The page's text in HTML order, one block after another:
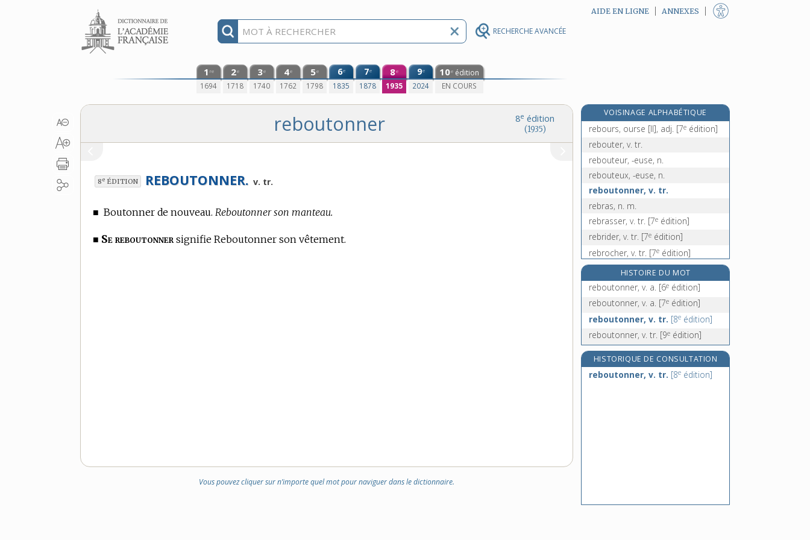
RECHERCHE AVANCÉE
Aller au contenu AIDE EN LIGNE ANNEXES
1 re
1694
2e
1718
3e
1740
4e
1762
5e
1798
6e
1835
7e
1878
8e
1935
9e
2024
10e édition
EN COURS
8e édition
(1935)
reboutonner
8e ÉDITION REBOUTONNER. v. tr.
■ Boutonner de nouveau. Reboutonner son manteau.
■ Se reboutonner signifie Reboutonner son vêtement.
Vous pouvez cliquer sur n’importe quel mot pour naviguer dans le dictionnaire.
VOISINAGE ALPHABÉTIQUE
rebours [I], n. m.
rebours, ourse [II], adj. [7e édition]
rebouter, v. tr.
rebouteur, -euse, n.
rebouteux, -euse, n.
reboutonner, v. tr.
rebras, n. m.
rebrasser, v. tr. [7e édition]
rebrider, v. tr. [7e édition]
rebrocher, v. tr. [7e édition]
rebroder, v. tr.
rebroussement, n. m.
rebrousse-poil (à), loc. adv.
rebrousser, v. tr.
rebuffade, n. f.
HISTOIRE DU MOT
reboutonner, v. a. [6e édition]
reboutonner, v. a. [7e édition]
reboutonner, v. tr. [8e édition]
reboutonner, v. tr. [9e édition]
HISTORIQUE DE CONSULTATION
reboutonner, v. tr. [8e édition]